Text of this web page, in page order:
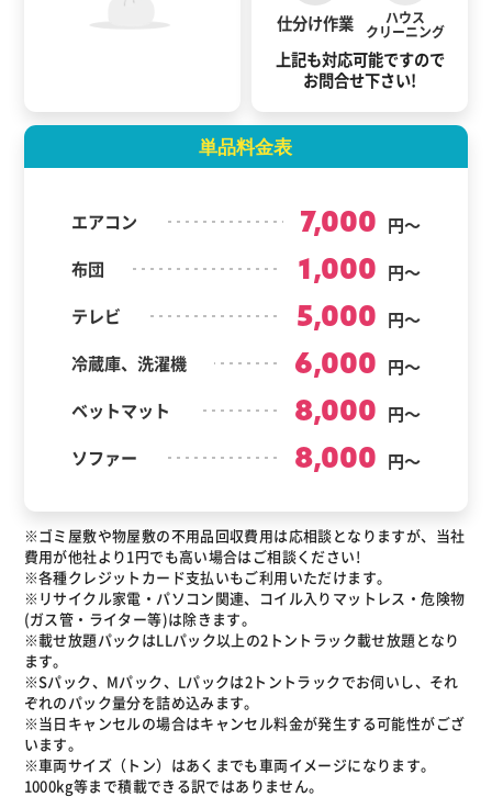
仕分け作業 ハウス
クリーニング
上記も対応可能ですので
お問合せ下さい!
単品料金表
エアコン 7,000 円～
布団
1,000 円～
テレビ
5,000 円～
冷蔵庫、洗濯機
6,000 円～
ベットマット
8,000 円～
ソファー
8,000 円～
※ゴミ屋敷や物屋敷の不用品回収費用は応相談となりますが、当社
費用が他社より1円でも高い場合はご相談ください!
※各種クレジットカード支払いもご利用いただけます。
※リサイクル家電・パソコン関連、コイル入りマットレス・危険物
(ガス管・ライター等)は除きます。
※載せ放題パックはLLパック以上の2トントラック載せ放題となり
ます。
※Sパック、Mパック、Lパックは2トントラックでお伺いし、それ
ぞれのパック量分を詰め込みます。
※当日キャンセルの場合はキャンセル料金が発生する可能性がござ
います。
※車両サイズ（トン）はあくまでも車両イメージになります。
1000kg等まで積載できる訳ではありません。